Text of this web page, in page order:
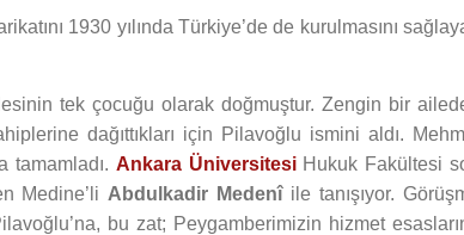
1930 yılında Türkiye’de de kurulmasını
tek çocuğu olarak doğmuştur. Zengin bir
dağıttıkları için Pilavoğlu ismini aldı.
tamamladı. Ankara ÜniversitesiHukuk Fakültesi
Medine’li Abdulkadir Medenîile tanışıyor.
bu zat; Peygamberimizin hizmet